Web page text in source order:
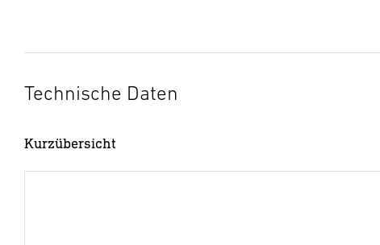
Technische Daten
Kurzübersicht